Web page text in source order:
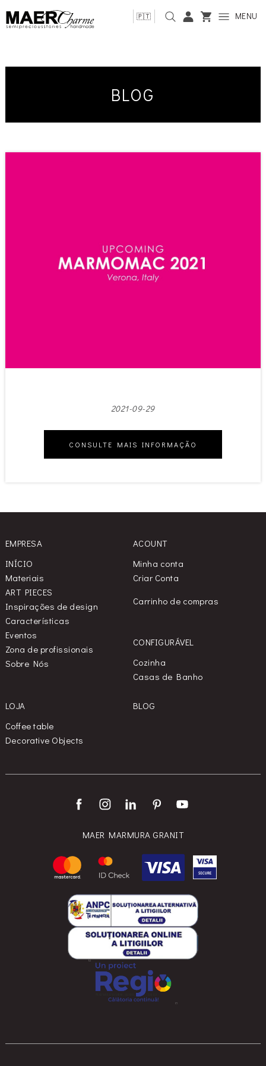
🇵🇹 MENU
BLOG
2021-09-29
CONSULTE MAIS INFORMAÇÃO
EMPRESA
INÍCIO
Materiais
ART PIECES
Inspirações de design
Características
Eventos
Zona de profissionais
Sobre Nós
ACOUNT
Minha conta
Criar Conta
Carrinho de compras
CONFIGURÁVEL
Cozinha
Casas de Banho
LOJA
Coffee table
Decorative Objects
BLOG
MAER MARMURA GRANIT